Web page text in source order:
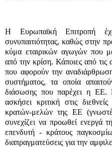
Η Ευρωπαϊκή Επιτροπή
συνυπαιτιότητας, καθώς στην
κύμα εταιρικών αγωγών που
από την κρίση. Κάποιες από
που αφορούν την
συστήματος, τα οποία
διάσωσης που παρέχει η ΕΕ.
ασκήσει κριτική στις
κρατών-μελών της ΕΕ
συνεχίζει να προωθεί ενεργά
επενδυτή - κράτους
διαπραγματεύσεις για την